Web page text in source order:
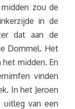
zou de
in de
dat aan de
Dommel. Het
midden. En
vinden
In het Jeroen
uitleg van een